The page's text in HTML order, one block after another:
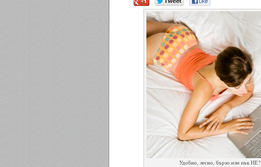
Удобно, лесно, бързо или пък НЕ?